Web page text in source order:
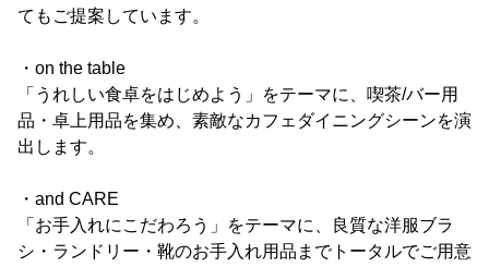
てもご提案しています。
・on the table
「うれしい食卓をはじめよう」をテーマに、喫茶/バー用
品・卓上用品を集め、素敵なカフェダイニングシーンを演
出します。
・and CARE
「お手入れにこだわろう」をテーマに、良質な洋服ブラ
シ・ランドリー・靴のお手入れ用品までトータルでご用意